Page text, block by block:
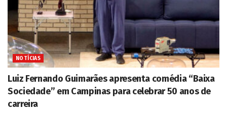
NOTÍCIAS
Luiz Fernando Guimarães apresenta comédia “Baixa
Sociedade” em Campinas para celebrar 50 anos de
carreira